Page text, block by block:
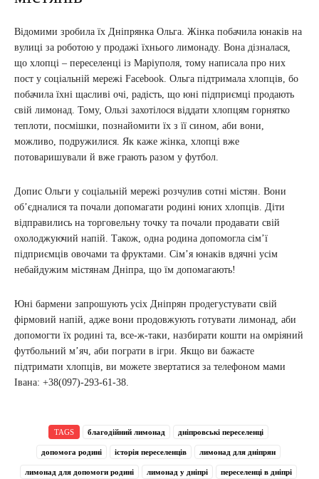
Відомими зробила їх Дніпрянка Ольга. Жінка побачила юнаків на
вулиці за роботою у продажі їхнього лимонаду. Вона дізналася,
що хлопці – переселенці із Маріуполя, тому написала про них
пост у соціальній мережі Facebook. Ольга підтримала хлопців, бо
побачила їхні щасливі очі, радість, що юні підприємці продають
свій лимонад. Тому, Ользі захотілося віддати хлопцям горнятко
теплоти, посмішки, познайомити їх з її сином, аби вони,
можливо, подружилися. Як каже жінка, хлопці вже
потоваришували й вже грають разом у футбол.
Допис Ольги у соціальній мережі розчулив сотні містян. Вони
об’єдналися та почали допомагати родині юних хлопців. Діти
відправились на торговельну точку та почали продавати свій
охолоджуючий напій. Також, одна родина допомогла сім’ї
підприємців овочами та фруктами. Сім’я юнаків вдячні усім
небайдужим містянам Дніпра, що їм допомагають!
Юні бармени запрошують усіх Дніпрян продегустувати свій
фірмовий напій, адже вони продовжують готувати лимонад, аби
допомогти їх родині та, все-ж-таки, назбирати кошти на омріяний
футбольний м’яч, аби пограти в ігри. Якщо ви бажаєте
підтримати хлопців, ви можете звертатися за телефоном мами
Івана: +38(097)-293-61-38.
TAGS благодійний лимонад дніпровські переселенці
допомога родині історія переселенців лимонад для дніпрян
лимонад для допомоги родині лимонад у дніпрі переселенці в дніпрі